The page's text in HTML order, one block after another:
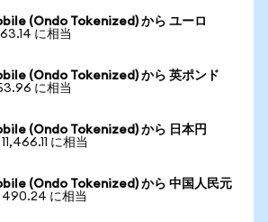
(Ondo Tokenized) から ユーロ
に相当
(Ondo Tokenized) から 英ポンド
に相当
(Ondo Tokenized) から 日本円
に相当
(Ondo Tokenized) から 中国人民元
490.24 に相当